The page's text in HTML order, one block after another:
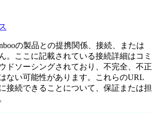
の製品との提携関係、接続、または
。ここに記載されている接続詳細はコミ
ドソーシングされており、不完全、不正
ない可能性があります。これらのURL
接続できることについて、保証または担